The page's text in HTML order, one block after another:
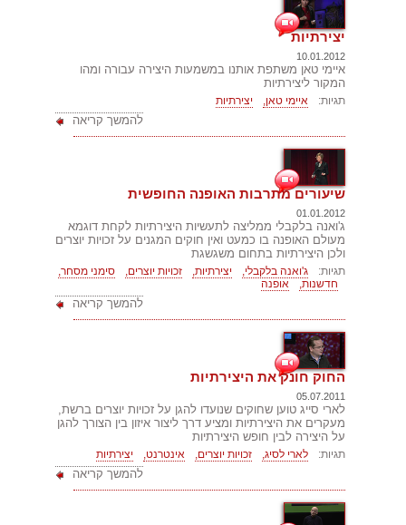
יצירתיות
10.01.2012
איימי טאן משתפת אותנו במשמעות היצירה עבורה ומהו
המקור ליצירתיות
תגיות: איימי טאן, יצירתיות
להמשך קריאה
שיעורים מתרבות האופנה החופשית
01.01.2012
ג'ואנה בלקבלי ממליצה לתעשיות היצירתיות לקחת דוגמא
מעולם האופנה בו כמעט ואין חוקים המגנים על זכויות יוצרים
ולכן היצירתיות בתחום משגשגת
תגיות: ג'ואנה בלקבלי, יצירתיות, זכויות יוצרים,
סימני מסחר,
חדשנות,
אופנה
להמשך קריאה
החוק חונק את היצירתיות
05.07.2011
לארי סייג טוען שחוקים שנועדו להגן על זכויות יוצרים ברשת,
מעקרים את היצירתיות ומציע דרך ליצור איזון בין הצורך להגן
על היצירה לבין חופש היצירתיות
תגיות: לארי לסיג, זכויות יוצרים, אינטרנט, יצירתיות
להמשך קריאה